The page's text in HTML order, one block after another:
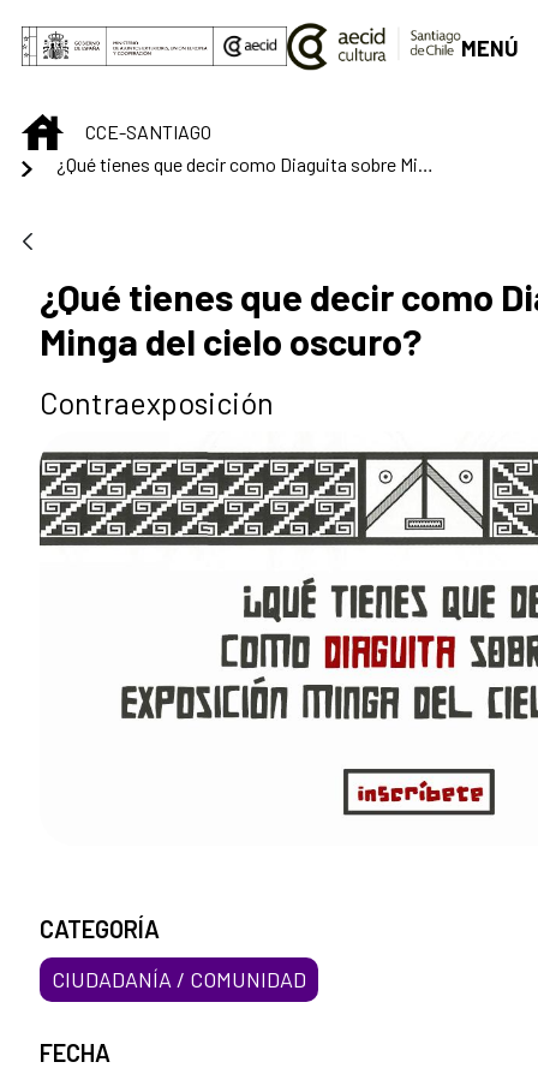
Saltar al contenido principal
MENÚ
INICIOCCE-SANTIAGO
¿Qué tienes que decir como
Minga del cielo oscuro?
Contraexposición
CATEGORÍA
CIUDADANÍA / COMUNIDAD
FECHA